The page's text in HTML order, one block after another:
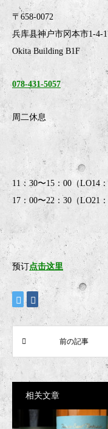
〒658-0072
兵库县神户市冈本市1-4-
Okita Building B1F
078-431-5057
周二休息
11：30〜15：00（LO14：
17：00〜22：30（LO21：
预订点击这里
相关文章